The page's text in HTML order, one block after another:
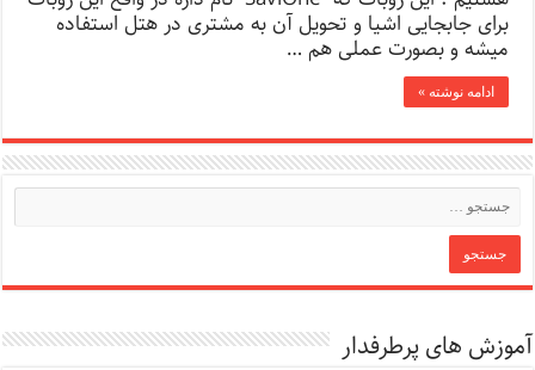
برای جابجایی اشیا و تحویل آن به مشتری در هتل استفاده
میشه و بصورت عملی هم …
ادامه نوشته »
آموزش های پرطرفدار